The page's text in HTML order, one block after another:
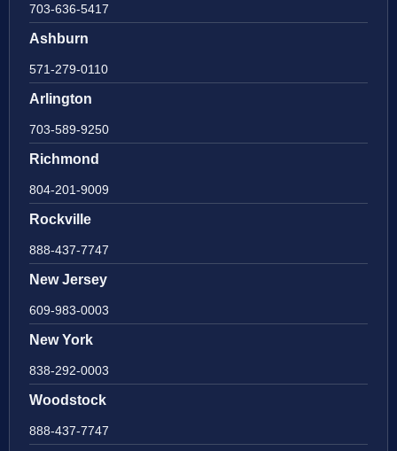
703-636-5417
Ashburn
571-279-0110
Arlington
703-589-9250
Richmond
804-201-9009
Rockville
888-437-7747
New Jersey
609-983-0003
New York
838-292-0003
Woodstock
888-437-7747